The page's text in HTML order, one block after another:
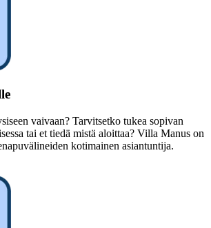
vaivaan? Tarvitsetko tukea sopivan
tai et tiedä mistä aloittaa? Villa Manus on
kotimainen asiantuntija.